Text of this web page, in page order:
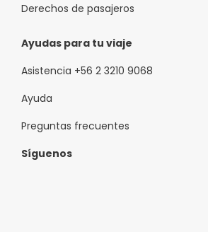
Derechos de pasajeros
Ayudas para tu viaje
Asistencia +56 2 3210 9068
Ayuda
Preguntas frecuentes
Síguenos